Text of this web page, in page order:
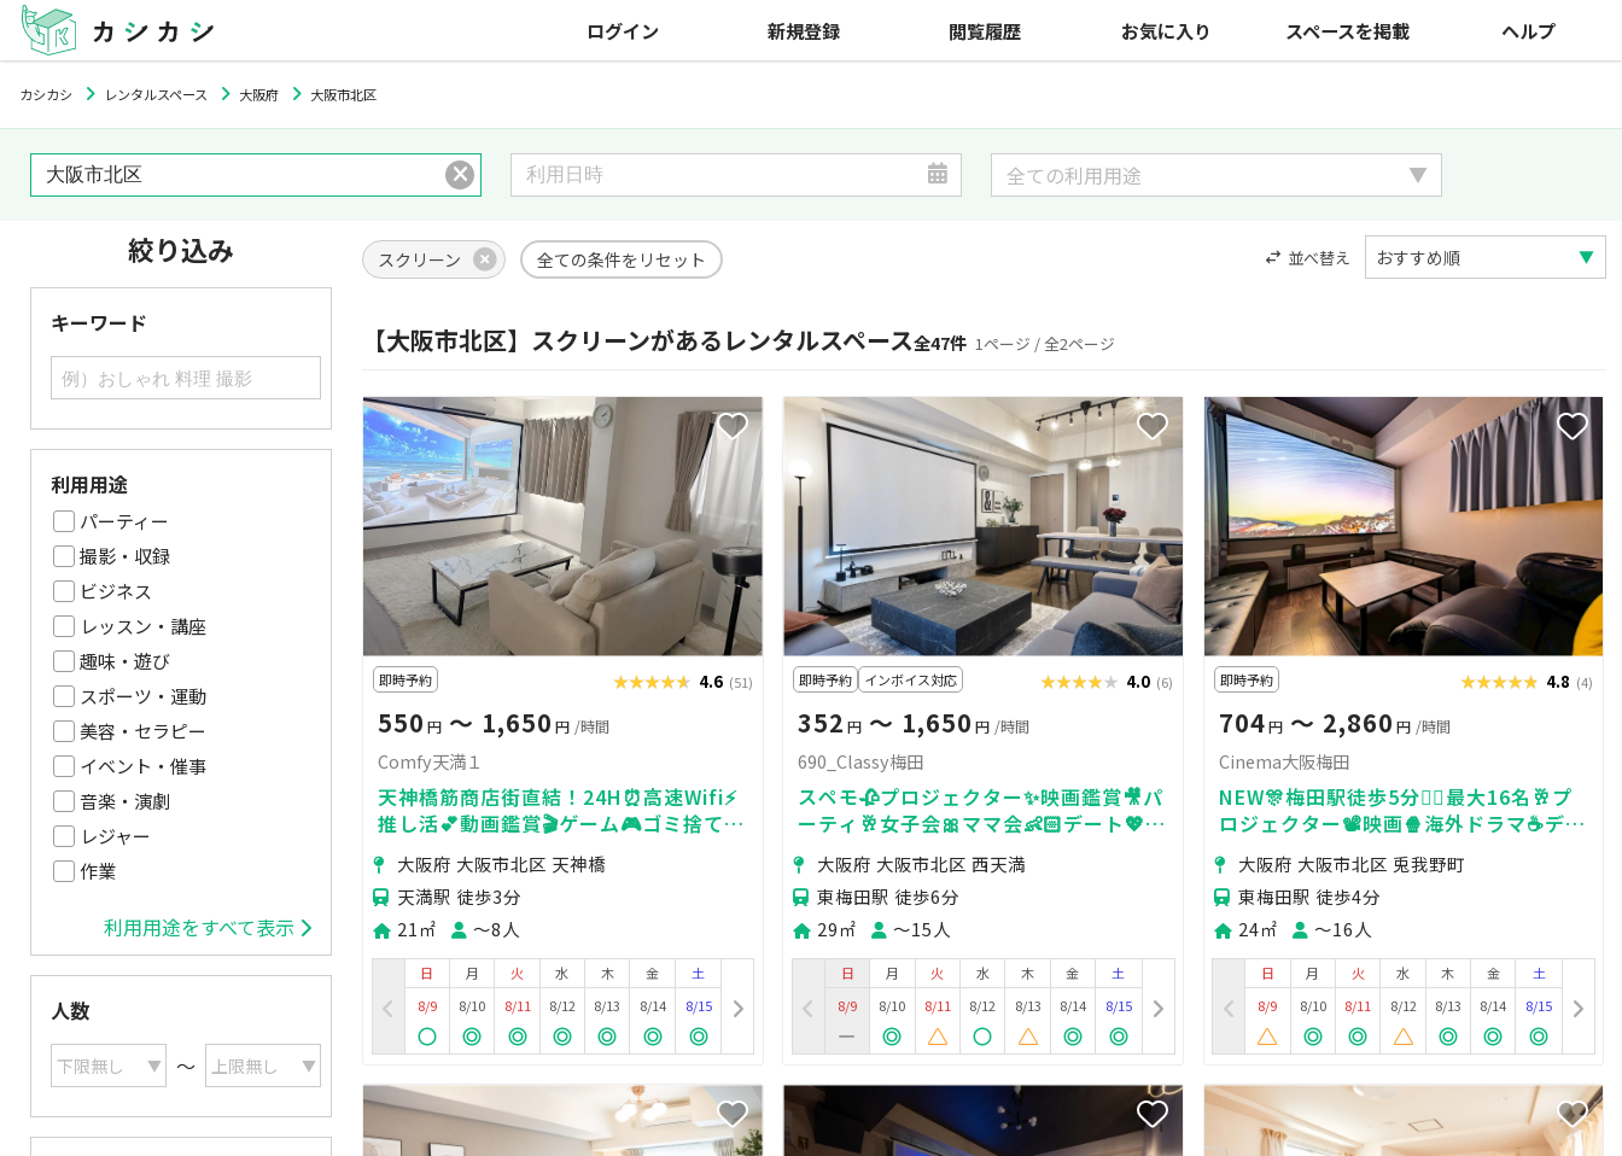
ログイン 新規登録 閲覧履歴 お気に入り スペースを掲載 ヘルプ
カシカシ レンタルスペース 大阪府 大阪市北区
絞り込み
キーワード
利用用途
パーティー
撮影・収録
ビジネス
レッスン・講座
趣味・遊び
スポーツ・運動
美容・セラピー
イベント・催事
音楽・演劇
レジャー
作業
利用用途をすべて表示
人数
〜
スクリーン 全ての条件をリセット 並べ替え
【大阪市北区】スクリーンがあるレンタルスペース全47件 1ページ / 全2ページ
即時予約 ★★★★★
★★★★★ 4.6 (51)
550 円 〜 1,650 円 /時間
Comfy天満１
天神橋筋商店街直結！24H⏰高速Wifi⚡
推し活💕動画鑑賞🎬ゲーム🎮ゴミ捨て場
あり✨120インチ巨大スクリーン✨
大阪府 大阪市北区 天神橋
天満駅 徒歩3分
21㎡
〜8人
日
8/9
月
8/10
火
8/11
水
8/12
木
8/13
金
8/14
土
8/15
即時予約 インボイス対応 ★★★★★
★★★★★ 4.0 (6)
352 円 〜 1,650 円 /時間
690_Classy梅田
スペモ🥀プロジェクター✨️映画鑑賞🎥パ
ーティ🥂女子会🎀ママ会👶🏻デート💖
690_Classy梅田
大阪府 大阪市北区 西天満
東梅田駅 徒歩6分
29㎡
〜15人
日
8/9
月
8/10
火
8/11
水
8/12
木
8/13
金
8/14
土
8/15
即時予約 ★★★★★
★★★★★ 4.8 (4)
704円〜 2,860 円 /時間
Cinema大阪梅田
NEW🎊梅田駅徒歩5分🚶‍♀️最大16名🥂プ
ロジェクター📽️映画🍿海外ドラマ☕️デー
ト💓ゲーム🎮女子会💗タコパ🐙推し活
🌟飲み会🍻ママ会🧚
大阪府 大阪市北区 兎我野町
東梅田駅 徒歩4分
24㎡
〜16人
日
8/9
月
8/10
火
8/11
水
8/12
木
8/13
金
8/14
土
8/15